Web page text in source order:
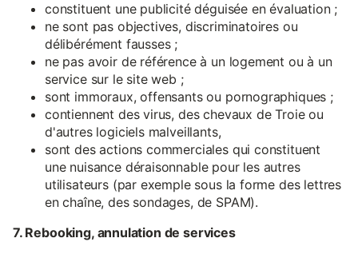
constituent une publicité déguisée en évaluation ;
ne sont pas objectives, discriminatoires ou
délibérément fausses ;
ne pas avoir de référence à un logement ou à un
service sur le site web ;
sont immoraux, offensants ou pornographiques ;
contiennent des virus, des chevaux de Troie ou
d'autres logiciels malveillants,
sont des actions commerciales qui constituent
une nuisance déraisonnable pour les autres
utilisateurs (par exemple sous la forme des lettres
en chaîne, des sondages, de SPAM).
7. Rebooking, annulation de services